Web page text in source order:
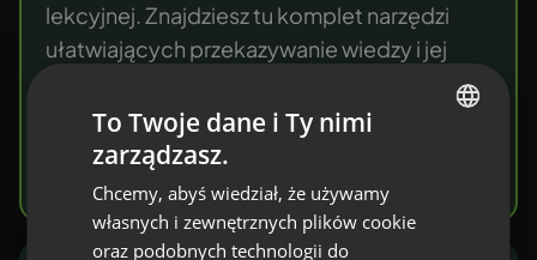
lekcyjnej. Znajdziesz tu komplet narzędzi
ułatwiających przekazywanie wiedzy i jej
weryfikację. Na każdym etapie kształcenia.
Wypróbuj za darmo
FRENCH
To Twoje dane i Ty nimi
zarządzasz.
Chcemy, abyś wiedział, że używamy
własnych i zewnętrznych plików cookie
oraz podobnych technologii do